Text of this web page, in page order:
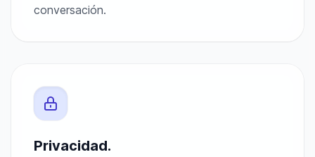
conversación.
Privacidad.